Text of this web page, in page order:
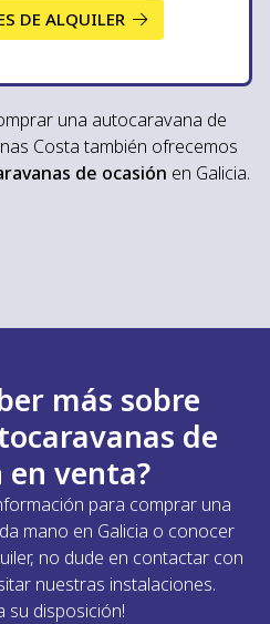
DE ALQUILER
una autocaravana de
Costa también ofrecemos
de ocasión en Galicia.
quiere adentrarse en el
con una
en distribuciones y
más sobre
de
en venta?
para comprar una
mano en Galicia o conocer
no dude en contactar con
nuestras instalaciones.
su disposición!